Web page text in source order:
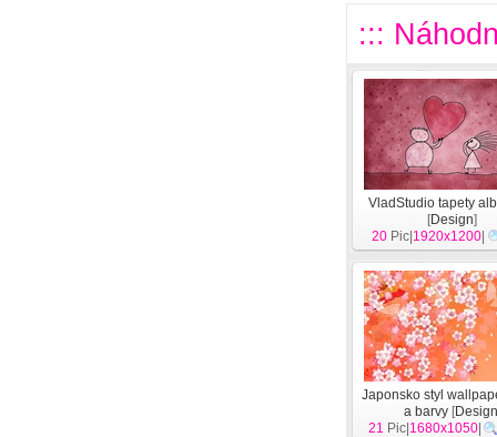
:::
VladStudio tapety
[Design]
20 Pic| 1920x1200
Japonsko styl
a barvy [Design
21 Pic| 1680x1050